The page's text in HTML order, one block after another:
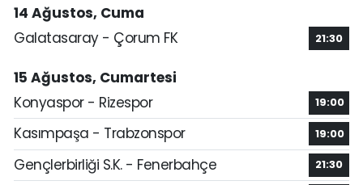
14 Ağustos, Cuma
Galatasaray - Çorum FK
21:30
15 Ağustos, Cumartesi
Konyaspor - Rizespor
19:00
Kasımpaşa - Trabzonspor 19:00
Gençlerbirliği S.K. - Fenerbahçe 21:30